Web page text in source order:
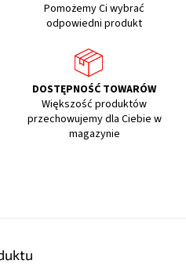
Pomożemy Ci wybrać
odpowiedni produkt
DOSTĘPNOŚĆ TOWARÓW
Większość produktów
przechowujemy dla Ciebie w
magazynie